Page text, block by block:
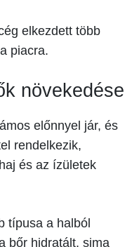
elkezdett több
piacra.
növekedése
előnnyel jár, és
rendelkezik,
és az ízületek
típusa a halból
bőr hidratált, sima